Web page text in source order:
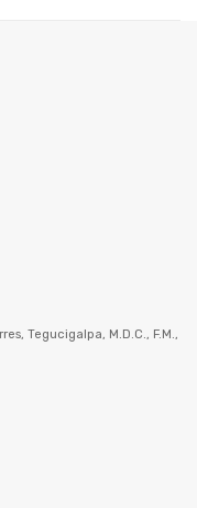
Tegucigalpa, M.D.C., F.M.,